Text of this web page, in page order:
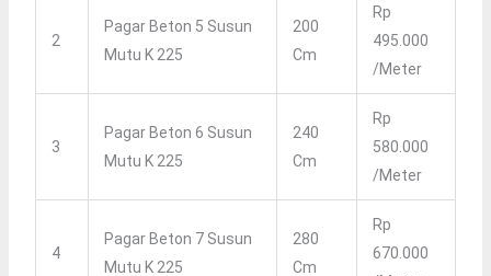
2
Pagar Beton 5 Susun
Mutu K 225
200
Cm
Rp
495.000
/meter
3
Pagar Beton 6 Susun
Mutu K 225
240
Cm
Rp
580.000
/meter
4
Pagar Beton 7 Susun
Mutu K 225
280
Cm
Rp
670.000